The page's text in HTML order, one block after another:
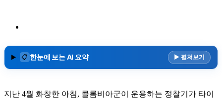
📋 한눈에 보는 AI 요약 ▶ 펼쳐보기
지난 4월 화창한 아침, 콜롬비아군이 운용하는 정찰기가 타이